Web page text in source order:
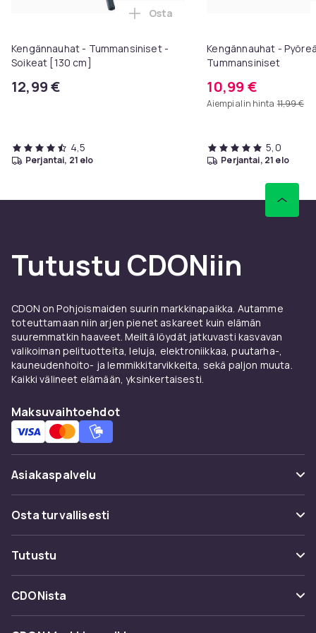
Kengännauhat - Tummansiniset -
Soikeat [130 cm]
12,99 €
Lisää Kengännauhat -
Osta
4,5
perjantai, 21 elo
Kengännauhat -
Tummansiniset
10,99 €
Aiempi alin hinta 11,99 €
5,0
perjantai, 21 elo
Tutustu CDONiin
CDON on Pohjoismaiden suurin markkinapaikka. Autamme
toteuttamaan niin arjen pienet askareet kuin elämän
suuremmatkin haaveet. Meiltä löydät jatkuvasti kasvavan
valikoiman pelituotteita, leluja, elektroniikkaa, puutarha-,
kauneudenhoito- ja lemmikkitarvikkeita, sekä paljon muuta.
Kaikki välineet elämään, yksinkertaisesti.
Maksuvaihtoehdot
Asiakaspalvelu
Usein kysyttyä (UKK)
Seuraa pakettia
Ota yhteyttä
Osta turvallisesti
Maksuvaihtoehdot
Toimitus
Tutustu
Kategoriat
Tuotemerkit
CDONista